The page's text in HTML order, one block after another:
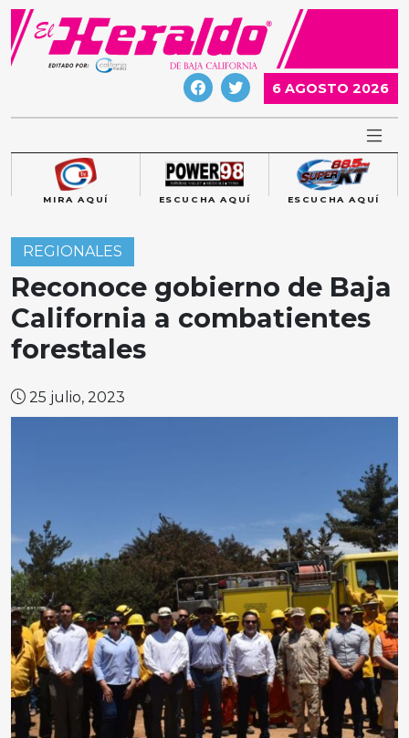
Skip
content
6 AGOSTO 2026
MIRA AQUÍ ESCUCHA AQUÍ ESCUCHA AQUÍ
REGIONALES
Reconoce gobierno de Baja
California a combatientes
forestales
25 julio, 2023